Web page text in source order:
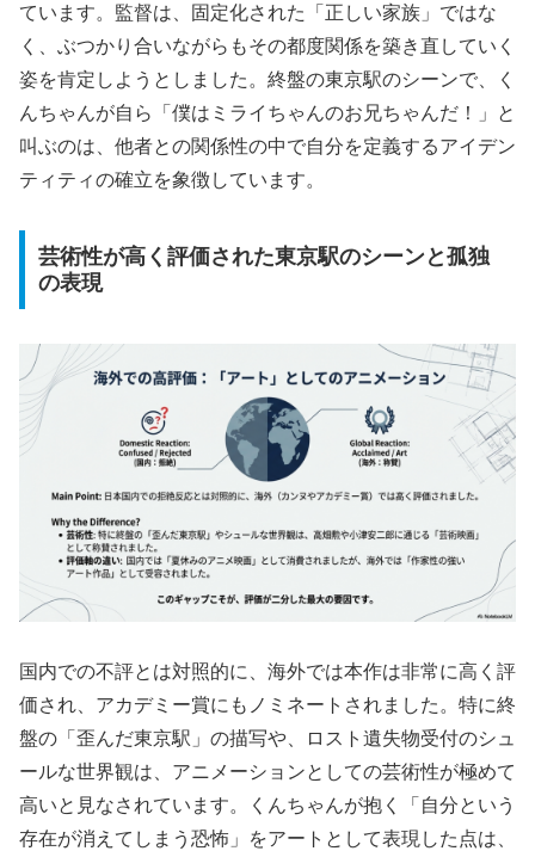
ています。監督は、固定化された「正しい家族」ではな
く、ぶつかり合いながらもその都度関係を築き直していく
姿を肯定しようとしました。終盤の東京駅のシーンで、く
んちゃんが自ら「僕はミライちゃんのお兄ちゃんだ！」と
叫ぶのは、他者との関係性の中で自分を定義するアイデン
ティティの確立を象徴しています。
芸術性が高く評価された東京駅のシーンと孤独
の表現
国内での不評とは対照的に、海外では本作は非常に高く評
価され、アカデミー賞にもノミネートされました。特に終
盤の「歪んだ東京駅」の描写や、ロスト遺失物受付のシュ
ールな世界観は、アニメーションとしての芸術性が極めて
高いと見なされています。くんちゃんが抱く「自分という
存在が消えてしまう恐怖」をアートとして表現した点は、